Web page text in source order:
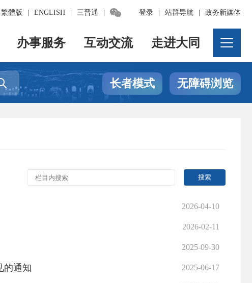
登录 站群导航 政务新媒体
繁體版 ENGLISH 三晋通 
办事服务 互动交流 走进大同
长者模式 无障碍浏览
2026-04-10
2026-02-11
2025-09-30
的通知 2025-06-17